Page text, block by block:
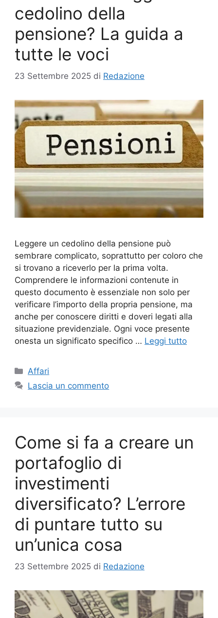
cedolino della
pensione? La guida a
tutte le voci
23 Settembre 2025 di Redazione
Leggere un cedolino della pensione può
sembrare complicato, soprattutto per coloro che
si trovano a riceverlo per la prima volta.
Comprendere le informazioni contenute in
questo documento è essenziale non solo per
verificare l’importo della propria pensione, ma
anche per conoscere diritti e doveri legati alla
situazione previdenziale. Ogni voce presente
onesta un significato specifico … Leggi tutto
Categorie
Affari
Lascia un commento
Come si fa a creare un
portafoglio di
investimenti
diversificato? L’errore
di puntare tutto su
un’unica cosa
23 Settembre 2025 di Redazione